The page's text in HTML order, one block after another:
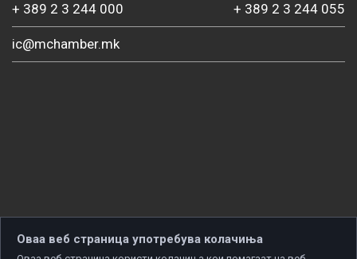
+ 389 2 3 244 000 + 389 2 3 244 055
ic@mchamber.mk
Оваа веб страница употребува колачиња